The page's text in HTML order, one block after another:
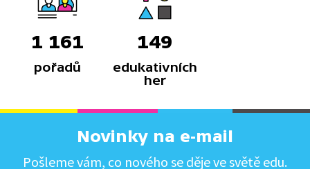
1 161
pořadů
149
edukativních
her
Novinky na e-mail
Pošleme vám, co nového se děje ve světě edu.